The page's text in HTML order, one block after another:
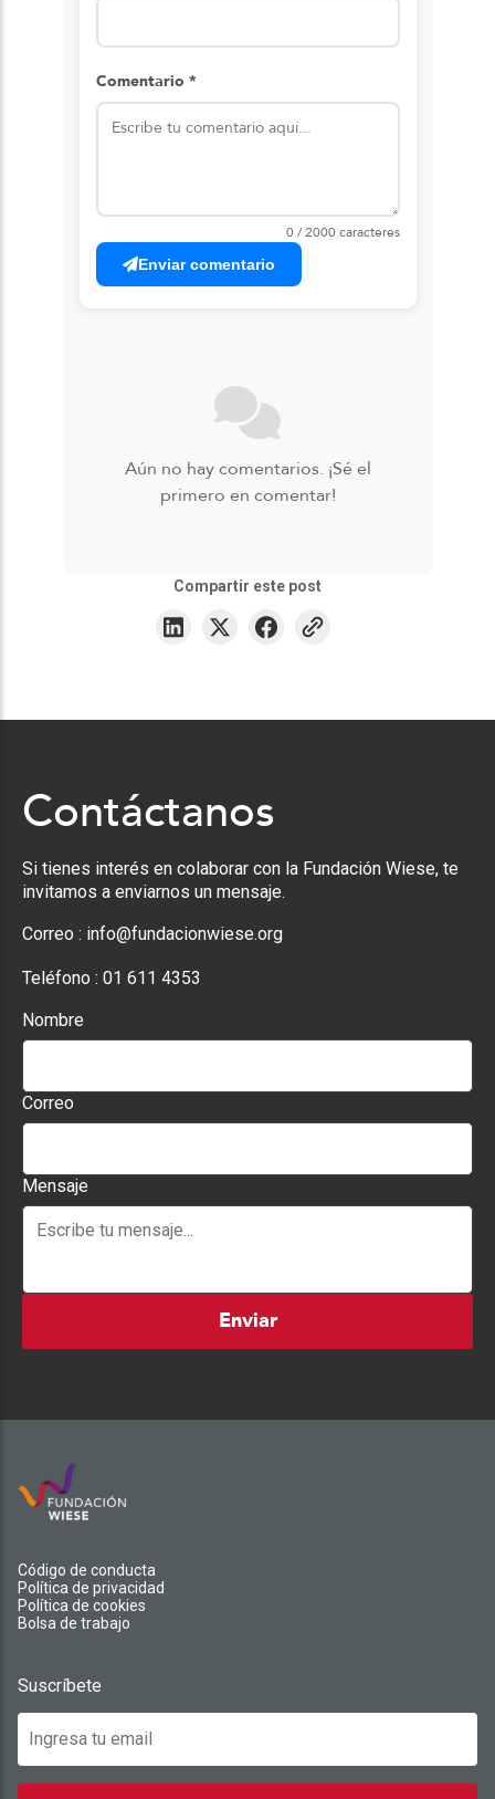
Comentario *
0 / 2000 caracteres
Enviar comentario
Aún no hay comentarios. ¡Sé el
primero en comentar!
Compartir este post
Contáctanos
Si tienes interés en colaborar con la Fundación Wiese, te
invitamos a enviarnos un mensaje.
Correo : info@fundacionwiese.org
Teléfono : 01 611 4353
Nombre
Correo
Mensaje
Enviar
Código de conducta
Política de privacidad
Política de cookies
Bolsa de trabajo
Suscríbete